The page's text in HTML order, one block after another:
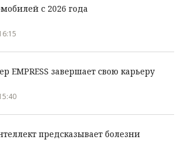
с 2026 года
EMPRESS завершает свою карьеру
предсказывает болезни